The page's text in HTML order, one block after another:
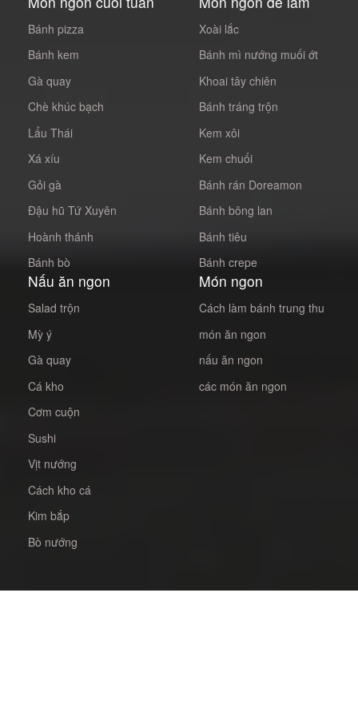
Bánh pizza
Bánh kem
Gà quay
Chè khúc bạch
Lẩu Thái
Xá xíu
Gỏi gà
Đậu hũ Tứ Xuyên
Hoành thánh
Bánh bò
Xoài lắc
Bánh mì nướng muối ớt
Khoai tây chiên
Bánh tráng trộn
Kem xôi
Kem chuối
Bánh rán Doreamon
Bánh bông lan
Bánh tiêu
Bánh crepe
Nấu ăn ngon
Salad trộn
Mỳ ý
Gà quay
Cá kho
Cơm cuộn
Sushi
Vịt nướng
Cách kho cá
Kim bắp
Bò nướng
Món ngon
Cách làm bánh trung thu
món ăn ngon
nấu ăn ngon
các món ăn ngon